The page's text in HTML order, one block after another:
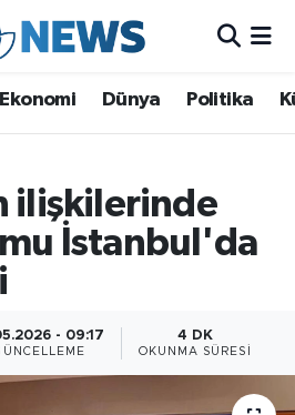
Ekonomi Dünya Politika
ilişkilerinde
İstanbul'da
- 09:17 4 DK
OKUNMA SÜRESI